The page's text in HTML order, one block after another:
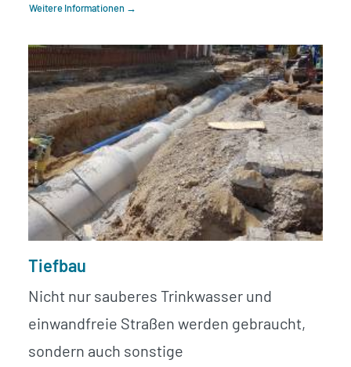
Weitere Informationen →
Tiefbau
Nicht nur sauberes Trinkwasser und
einwandfreie Straßen werden gebraucht,
sondern auch sonstige